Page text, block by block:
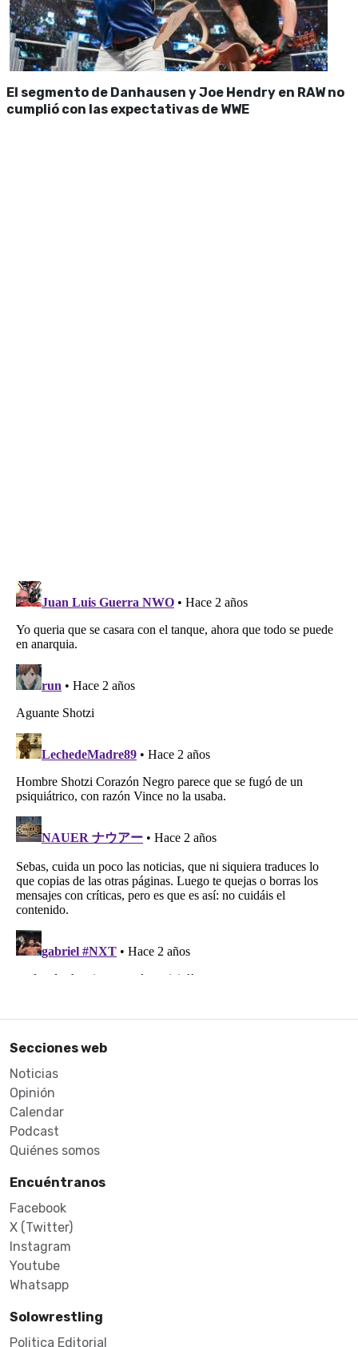
El segmento de Danhausen y Joe Hendry en RAW no
cumplió con las expectativas de WWE
Secciones web
Noticias
Opinión
Calendar
Podcast
Quiénes somos
Encuéntranos
Facebook
X (Twitter)
Instagram
Youtube
Whatsapp
Solowrestling
Politica Editorial